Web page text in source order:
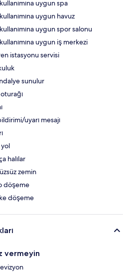
uygun spa
uygun havuz
uygun spor salonu
uygun iş merkezi
istasyonu servisi
sunulur
uyarı mesajı
halılar
zemin
döşeme
döşeme
vermeyin